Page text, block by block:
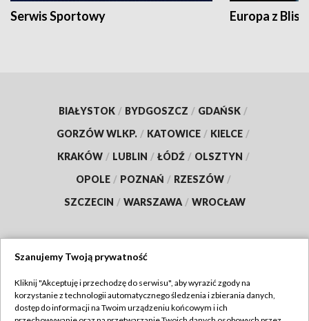
Serwis Sportowy Europa z
BIAŁYSTOK / BYDGOSZCZ / GDAŃSK /
GORZÓW WLKP. / KATOWICE / KIELCE /
KRAKÓW / LUBLIN / ŁÓDŹ / OLSZTYN /
OPOLE / POZNAŃ / RZESZÓW /
SZCZECIN / WARSZAWA / WROCŁAW
TVP
Szanujemy Twoją prywatność
Kliknij "Akceptuję i przechodzę do serwisu", aby wyrazić zgody na
korzystanie z technologii automatycznego śledzenia i zbierania danych,
dostęp do informacji na Twoim urządzeniu końcowym i ich